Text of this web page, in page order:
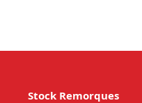
Stock Remorques